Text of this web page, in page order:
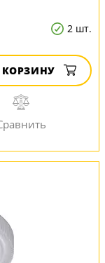
2 шт.
КОРЗИНУ